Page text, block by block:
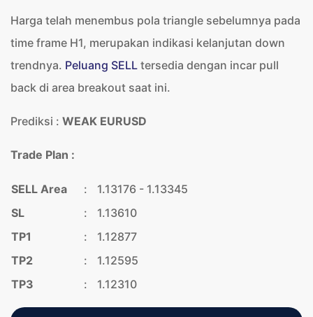
Harga telah menembus pola triangle sebelumnya pada
time frame H1, merupakan indikasi kelanjutan down
trendnya. Peluang SELL tersedia dengan incar pull
back di area breakout saat ini.
Prediksi : WEAK EURUSD
Trade Plan :
SELL Area :
1.13176 - 1.13345
SL
:
1.13610
TP1
:
1.12877
TP2
:
1.12595
TP3
: 1.12310